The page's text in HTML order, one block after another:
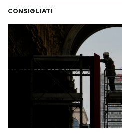
CALENDARIO
AREA PERSONALE
Area Personale
CONSIGLIATI